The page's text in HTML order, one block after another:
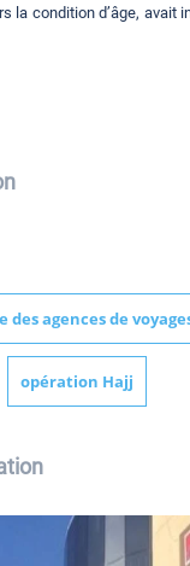
la condition d’âge, avait
agences de
opération Hajj